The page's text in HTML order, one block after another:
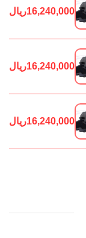
16,240,000ریال
16,240,000ریال
16,240,000ریال